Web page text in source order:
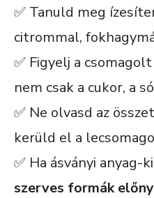
✅ Tanuld meg
citrommal,
✅ Figyelj a
nem csak a cukor, a
✅ Ne olvasd az
kerüld el a
✅ Ha ásványi anyag-
szerves formák